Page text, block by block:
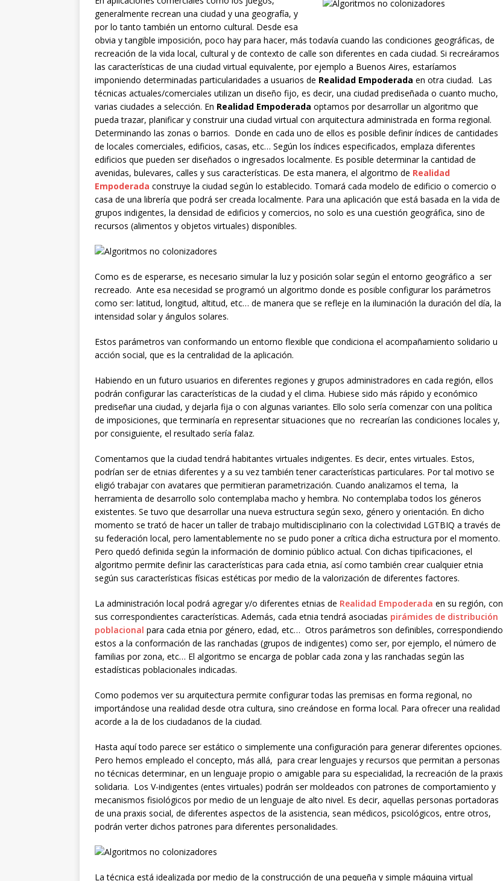
generalmente recrean una ciudad y una geografía, y
por lo tanto también un entorno cultural. Desde esa
obvia y tangible imposición, poco hay para hacer, más todavía cuando las condiciones geográficas, de
recreación de la vida local, cultural y de contexto de calle son diferentes en cada ciudad. Si recreáramos
las características de una ciudad virtual equivalente, por ejemplo a Buenos Aires, estaríamos
imponiendo determinadas particularidades a usuarios de Realidad Empoderada en otra ciudad. Las
técnicas actuales/comerciales utilizan un diseño fijo, es decir, una ciudad prediseñada o cuanto mucho,
varias ciudades a selección. En Realidad Empoderada optamos por desarrollar un algoritmo que
pueda trazar, planificar y construir una ciudad virtual con arquitectura administrada en forma regional.
Determinando las zonas o barrios. Donde en cada uno de ellos es posible definir índices de cantidades
de locales comerciales, edificios, casas, etc… Según los índices especificados, emplaza diferentes
edificios que pueden ser diseñados o ingresados localmente. Es posible determinar la cantidad de
avenidas, bulevares, calles y sus características. De esta manera, el algoritmo de Realidad
Empoderada construye la ciudad según lo establecido. Tomará cada modelo de edificio o comercio o
casa de una librería que podrá ser creada localmente. Para una aplicación que está basada en la vida de
grupos indigentes, la densidad de edificios y comercios, no solo es una cuestión geográfica, sino de
recursos (alimentos y objetos virtuales) disponibles.
Como es de esperarse, es necesario simular la luz y posición solar según el entorno geográfico a ser
recreado. Ante esa necesidad se programó un algoritmo donde es posible configurar los parámetros
como ser: latitud, longitud, altitud, etc… de manera que se refleje en la iluminación la duración del día, la
intensidad solar y ángulos solares.
Estos parámetros van conformando un entorno flexible que condiciona el acompañamiento solidario u
acción social, que es la centralidad de la aplicación.
Habiendo en un futuro usuarios en diferentes regiones y grupos administradores en cada región, ellos
podrán configurar las características de la ciudad y el clima. Hubiese sido más rápido y económico
prediseñar una ciudad, y dejarla fija o con algunas variantes. Ello solo sería comenzar con una política
de imposiciones, que terminaría en representar situaciones que no recrearían las condiciones locales y,
por consiguiente, el resultado sería falaz.
Comentamos que la ciudad tendrá habitantes virtuales indigentes. Es decir, entes virtuales. Estos,
podrían ser de etnias diferentes y a su vez también tener características particulares. Por tal motivo se
eligió trabajar con avatares que permitieran parametrización. Cuando analizamos el tema, la
herramienta de desarrollo solo contemplaba macho y hembra. No contemplaba todos los géneros
existentes. Se tuvo que desarrollar una nueva estructura según sexo, género y orientación. En dicho
momento se trató de hacer un taller de trabajo multidisciplinario con la colectividad LGTBIQ a través de
su federación local, pero lamentablemente no se pudo poner a crítica dicha estructura por el momento.
Pero quedó definida según la información de dominio público actual. Con dichas tipificaciones, el
algoritmo permite definir las características para cada etnia, así como también crear cualquier etnia
según sus características físicas estéticas por medio de la valorización de diferentes factores.
La administración local podrá agregar y/o diferentes etnias de Realidad Empoderada en su región, con
sus correspondientes características. Además, cada etnia tendrá asociadas pirámides de distribución
poblacional para cada etnia por género, edad, etc… Otros parámetros son definibles, correspondiendo
estos a la conformación de las ranchadas (grupos de indigentes) como ser, por ejemplo, el número de
familias por zona, etc… El algoritmo se encarga de poblar cada zona y las ranchadas según las
estadísticas poblacionales indicadas.
Como podemos ver su arquitectura permite configurar todas las premisas en forma regional, no
importándose una realidad desde otra cultura, sino creándose en forma local. Para ofrecer una realidad
acorde a la de los ciudadanos de la ciudad.
Hasta aquí todo parece ser estático o simplemente una configuración para generar diferentes opciones.
Pero hemos empleado el concepto, más allá, para crear lenguajes y recursos que permitan a personas
no técnicas determinar, en un lenguaje propio o amigable para su especialidad, la recreación de la praxis
solidaria. Los V-indigentes (entes virtuales) podrán ser moldeados con patrones de comportamiento y
mecanismos fisiológicos por medio de un lenguaje de alto nivel. Es decir, aquellas personas portadoras
de una praxis social, de diferentes aspectos de la asistencia, sean médicos, psicológicos, entre otros,
podrán verter dichos patrones para diferentes personalidades.
La técnica está idealizada por medio de la construcción de una pequeña y simple máquina virtual